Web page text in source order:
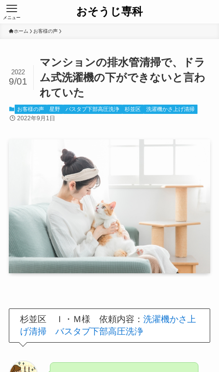
おそうじ専科
メニュー
ホーム お客様の声
マンションの排水管清掃で、ドラ
ム式洗濯機の下ができないと言わ
れていた
2022
9/01
お客様の声 星野 バスタブ下部高圧洗浄 杉並区 洗濯機かさ上げ清掃
2022年9月1日
杉並区 Ｉ・Ｍ様 依頼内容：洗濯機かさ上
げ清掃
バスタブ下部高圧洗浄